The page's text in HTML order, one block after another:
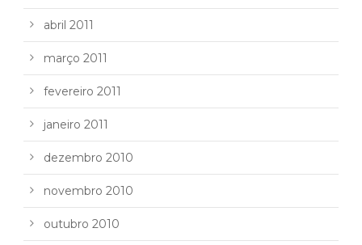
abril 2011
março 2011
fevereiro 2011
janeiro 2011
dezembro 2010
novembro 2010
outubro 2010